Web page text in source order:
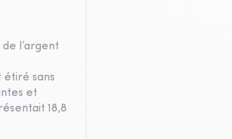
l’argent
étiré sans
et
18,8